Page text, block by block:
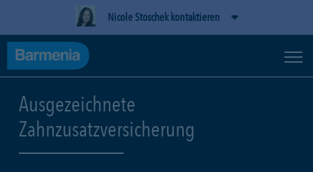
Nicole Stoschek kontaktieren
Ausgezeichnete
Zahnzusatzversicherung